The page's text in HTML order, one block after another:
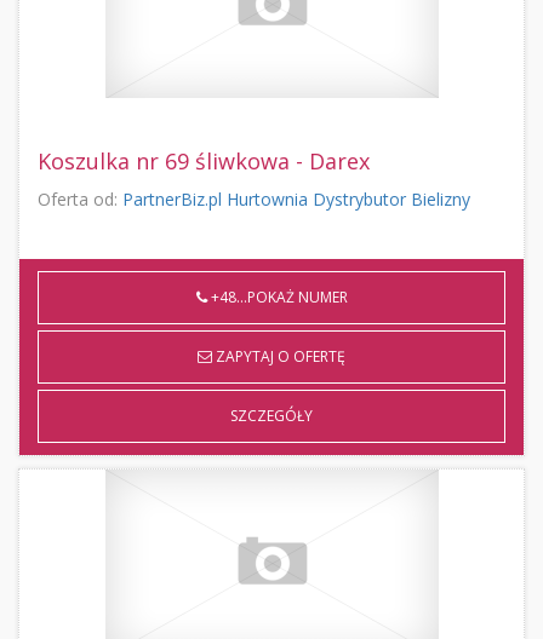
Koszulka nr 69 śliwkowa - Darex
Oferta od: PartnerBiz.pl Hurtownia Dystrybutor Bielizny
+48...POKAŻ NUMER
ZAPYTAJ O OFERTĘ
SZCZEGÓŁY